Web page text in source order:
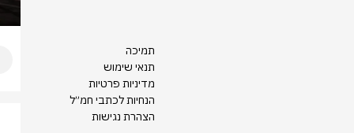
תמיכה
תנאי שימוש
מדיניות פרטיות
הנחיות לכתבי חמ״ל
הצהרת נגישות